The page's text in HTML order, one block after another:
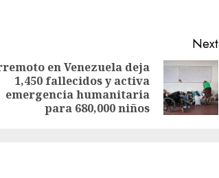
Next
en Venezuela deja
1,450 fallecidos y activa
emergencia humanitaria
para 680,000 niños